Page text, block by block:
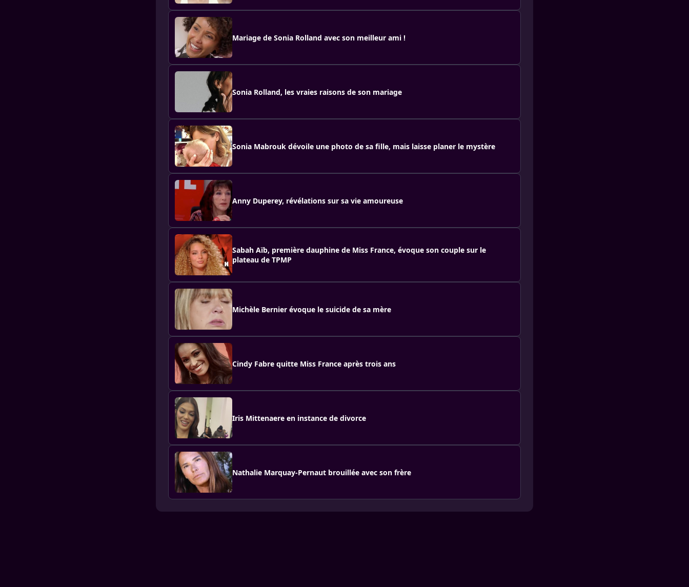
Mariage de Sonia Rolland avec son meilleur ami !
Sonia Rolland, les vraies raisons de son mariage
Sonia Mabrouk dévoile une photo de sa fille, mais laisse planer le mystère
Anny Duperey, révélations sur sa vie amoureuse
Sabah Aïb, première dauphine de Miss France, évoque son couple sur le
plateau de TPMP
Michèle Bernier évoque le suicide de sa mère
Cindy Fabre quitte Miss France après trois ans
Iris Mittenaere en instance de divorce
Nathalie Marquay-Pernaut brouillée avec son frère